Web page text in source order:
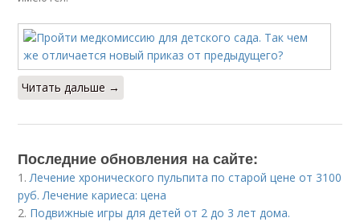
Читать дальше →
Последние обновления на сайте:
1.Лечение хронического пульпита по старой цене от 3100
руб. Лечение кариеса: цена
2. Подвижные игры для детей от 2 до 3 лет дома.